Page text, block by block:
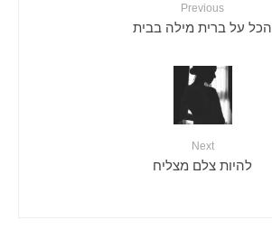
Previous
הכל על ברית מילה בבית
Next
להיות צלם מצליח